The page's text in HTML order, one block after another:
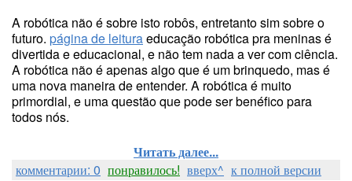
A robótica não é sobre isto robôs, entretanto sim sobre o
futuro. página de leituraeducação robótica pra meninas é
divertida e educacional, e não tem nada a ver com ciência.
A robótica não é apenas algo que é um brinquedo, mas é
uma nova maneira de entender. A robótica é muito
primordial, e uma questão que pode ser benéfico para
todos nós.
Читать далее...
комментарии: 0 понравилось! вверх^ к полной версии